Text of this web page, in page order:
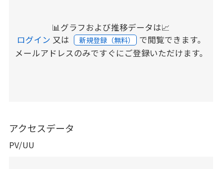
📊グラフおよび推移データは📈
ログイン 又は 新規登録（無料） で閲覧できます。
メールアドレスのみですぐにご登録いただけます。
アクセスデータ
PV/UU